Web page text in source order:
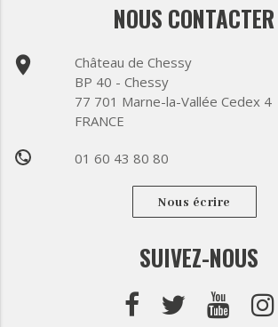
NOUS CONTACTER
place
Château de Chessy
BP 40 - Chessy
77 701 Marne-la-Vallée Cedex 4
FRANCE
phone 01 60 43 80 80
Nous écrire
SUIVEZ-NOUS